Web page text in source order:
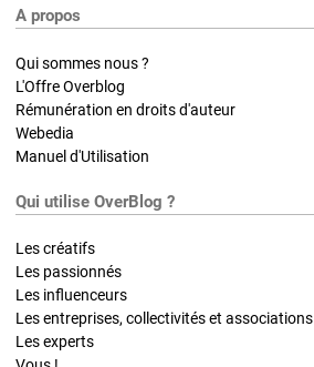
A propos
Qui sommes nous ?
L'Offre Overblog
Rémunération en droits d'auteur
Webedia
Manuel d'Utilisation
Qui utilise OverBlog ?
Les créatifs
Les passionnés
Les influenceurs
Les entreprises, collectivités et associations
Les experts